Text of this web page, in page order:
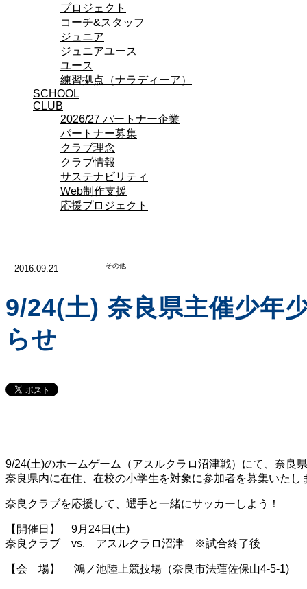
プロジェクト
コーチ&スタッフ
ジュニア
ジュニアユース
ユース
練習拠点（ナラディーア）
SCHOOL
CLUB
2026/27 パートナー企業
パートナー募集
クラブ理念
クラブ情報
サステナビリティ
Web制作支援
応援プロジェクト
2016.09.21 その他
9/24(土) 奈良県主催少年
らせ
9/24(土)のホームゲーム（アスルクラロ沼津戦）にて、奈良
奈良県内に在住、在校の小学生を対象に参加者を募集いたし
奈良クラブを応援して、選手と一緒にサッカーしよう！
【開催日】 9月24日(土)
奈良クラブ vs. アスルクラロ沼津 ※試合終了後
【会 場】 鴻ノ池陸上競技場（奈良市法蓮佐保山4-5-1)